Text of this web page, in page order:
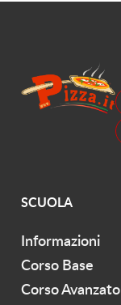
SCUOLA
Informazioni
Corso Base
Corso Avanzato